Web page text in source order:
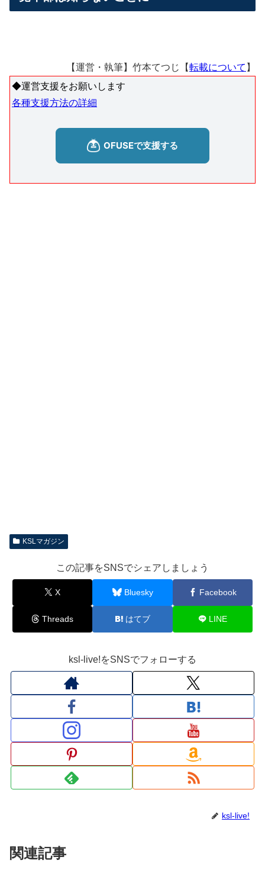
【運営・執筆】竹本てつじ【転載について 】
◆運営支援をお願いします
各種支援方法の詳細
KSLマガジン
この記事をSNSでシェアしましょう
X Bluesky Facebook
Threads はてブ LINE
ksl-live!をSNSでフォローする
ksl-live!
関連記事